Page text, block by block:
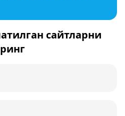
сайтларни